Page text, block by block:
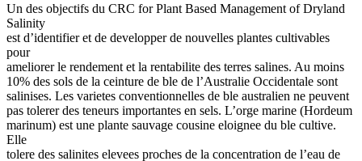
Un des objectifs du CRC for Plant Based Management of Dryland
Salinity
est d’identifier et de developper de nouvelles plantes cultivables
pour
ameliorer le rendement et la rentabilite des terres salines. Au moins
10% des sols de la ceinture de ble de l’Australie Occidentale sont
salinises. Les varietes conventionnelles de ble australien ne peuvent
pas tolerer des teneurs importantes en sels. L’orge marine (Hordeum
marinum) est une plante sauvage cousine eloignee du ble cultive.
Elle
tolere des salinites elevees proches de la concentration de l’eau de